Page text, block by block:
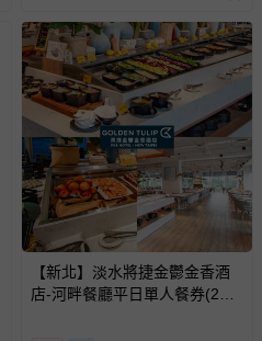
【新北】淡水將捷金鬱金香酒
店-河畔餐廳平日單人餐券(2張